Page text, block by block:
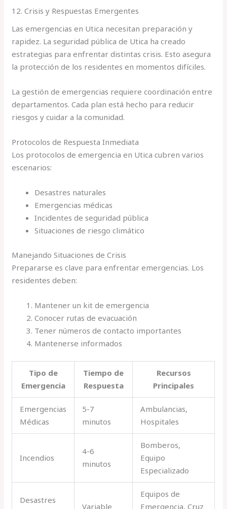
12. Crisis y Respuestas Emergentes
Las emergencias en Utica necesitan preparación y
rapidez. La seguridad pública de Utica ha creado
estrategias para enfrentar distintas crisis. Esto asegura
la protección de los residentes en momentos difíciles.
La gestión de emergencias requiere coordinación entre
departamentos. Cada plan está hecho para reducir
riesgos y cuidar a la comunidad.
Protocolos de Respuesta Inmediata
Los protocolos de emergencia en Utica cubren varios
escenarios:
Desastres naturales
Emergencias médicas
Incidentes de seguridad pública
Situaciones de riesgo climático
Manejando Situaciones de Crisis
Prepararse es clave para enfrentar emergencias. Los
residentes deben:
Mantener un kit de emergencia
Conocer rutas de evacuación
Tener números de contacto importantes
Mantenerse informados
Tipo de
Emergencia
Tiempo de
Respuesta
Recursos
Principales
Emergencias
Médicas
5-7
minutos
Ambulancias,
Hospitales
Incendios
4-6
minutos
Bomberos,
Equipo
Especializado
Desastres
Variable
Equipos de
Emergencia, Cruz